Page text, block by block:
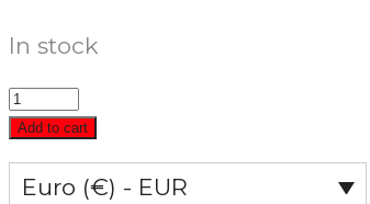
In stock
Add to cart
Euro (€) - EUR